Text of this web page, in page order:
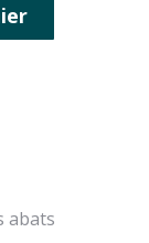
abats